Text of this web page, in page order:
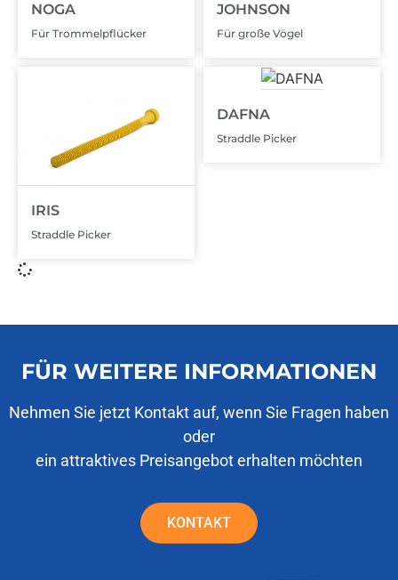
NOGA
Für Trommelpflücker
JOHNSON
Für große Vögel
IRIS
Straddle Picker
DAFNA
Straddle Picker
FÜR WEITERE INFORMATIONEN
Nehmen Sie jetzt Kontakt auf, wenn Sie Fragen haben
oder
ein attraktives Preisangebot erhalten möchten
KONTAKT